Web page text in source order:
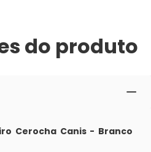
do produto
Cerocha Canis - Branco